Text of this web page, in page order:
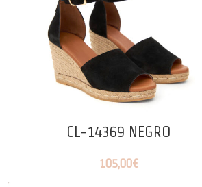
CL-14369 NEGRO
105,00€